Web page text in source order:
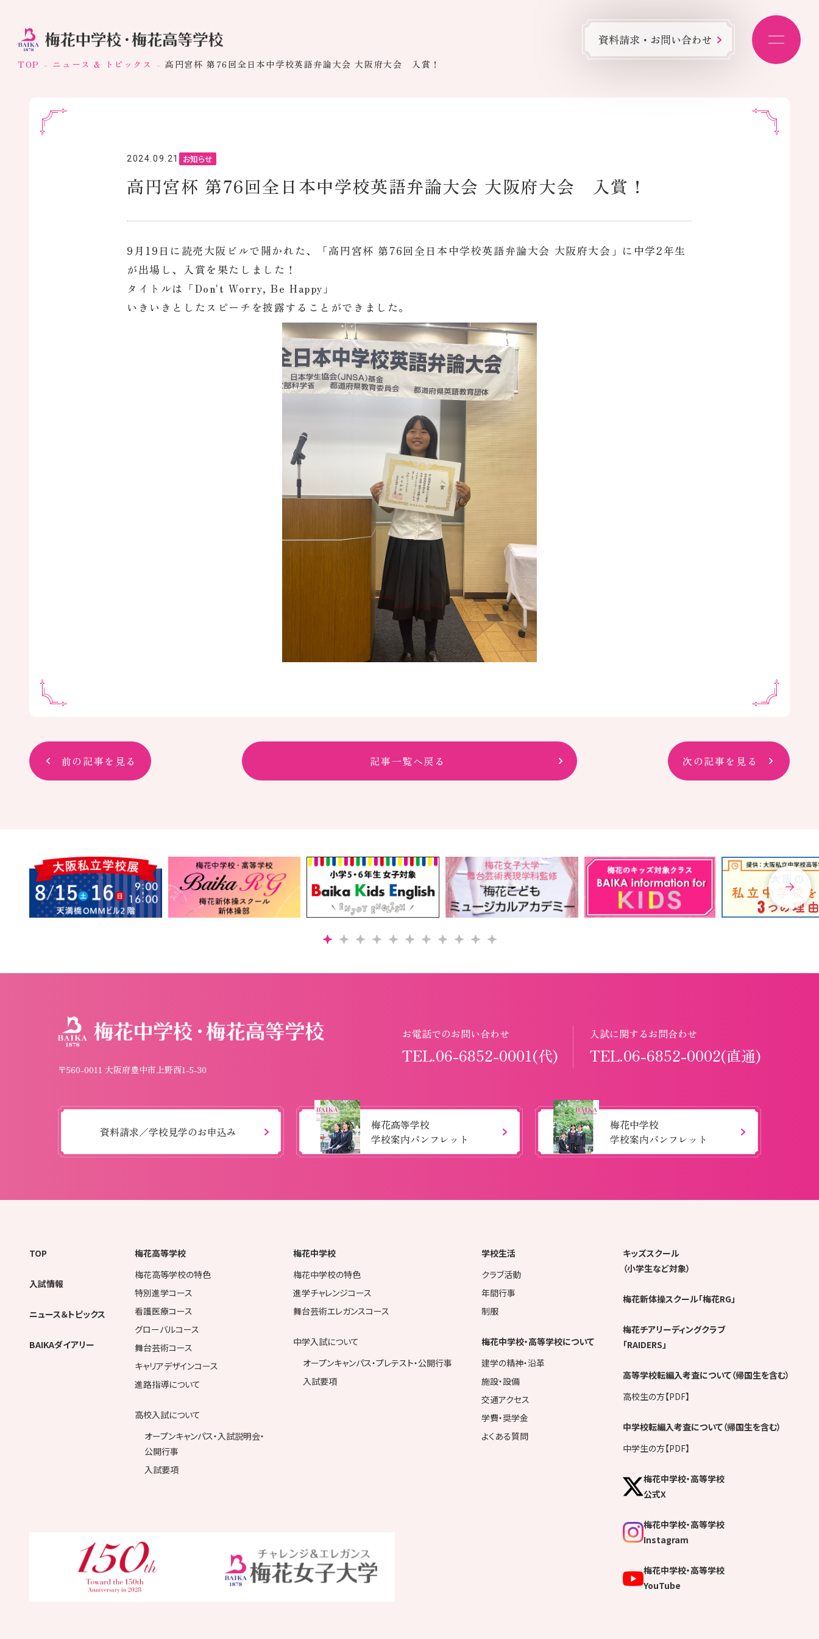
資料請求・お問い合わせ
TOP ニュース & トピックス 高円宮杯 第76回全日本中学校英語弁論大会 大阪府大会 入賞！
2024.09.21 お知らせ
高円宮杯 第76回全日本中学校英語弁論大会 大阪府大会 入賞！
9月19日に読売大阪ビルで開かれた、「高円宮杯 第76回全日本中学校英語弁論大会 大阪府大会」に中学2年生
が出場し、入賞を果たしました！
タイトルは「Don't Worry, Be Happy」
いきいきとしたスピーチを披露することができました。
前の記事を見る 次の記事を見る
記事一覧へ戻る
〒560-0011 大阪府豊中市上野西1-5-30
お電話でのお問い合わせ
TEL.06-6852-0001(代)
入試に関するお問合わせ
TEL.06-6852-0002(直通)
資料請求／学校見学のお申込み
梅花高等学校
学校案内パンフレット
梅花中学校
学校案内パンフレット
TOP
入試情報
ニュース＆トピックス
BAIKAダイアリー
梅花高等学校
梅花高等学校の特色
特別進学コース
看護医療コース
グローバルコース
舞台芸術コース
キャリアデザインコース
進路指導について
高校入試について
オープンキャンパス・入試説明会・
公開行事
入試要項
梅花中学校
梅花中学校の特色
進学チャレンジコース
舞台芸術エレガンスコース
中学入試について
オープンキャンパス・プレテスト・公開行事
入試要項
学校生活
クラブ活動
年間行事
制服
梅花中学校・高等学校について
建学の精神・沿革
施設・設備
交通アクセス
学費・奨学金
よくある質問
キッズスクール
（小学生など対象）
梅花新体操スクール「梅花RG」
梅花チアリーディングクラブ
「RAIDERS」
高等学校転編入考査について（帰国生を含む）
高校生の方【PDF】
中学校転編入考査について（帰国生を含む）
中学生の方【PDF】
梅花中学校・高等学校
公式X
梅花中学校・高等学校
Instagram
梅花中学校・高等学校
YouTube